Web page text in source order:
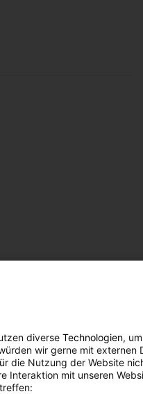
diverse Technologien,
wir gerne mit externen
die Nutzung der Website
Interaktion mit unseren